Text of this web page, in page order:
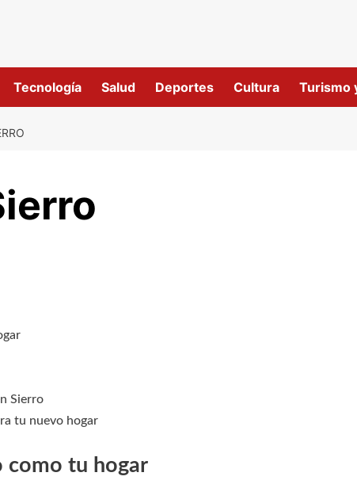
Tecnología Salud Deportes Cultura Turismo
Sierro
tu nuevo hogar
como tu hogar